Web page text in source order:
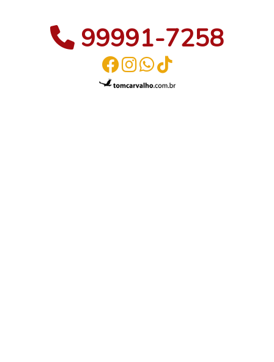
99991-7258